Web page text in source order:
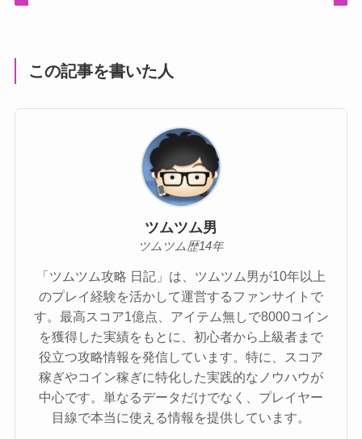
この記事を書いた人
ツムツム男
ツムツム歴14年
「ツムツム攻略 日記」は、ツムツム男が10年以上
のプレイ経験を活かして運営するファンサイトで
す。最高スコア1億点、アイテム無しで8000コイン
を獲得した実績をもとに、初心者から上級者まで
役立つ攻略情報を発信しています。特に、スコア
稼ぎやコイン稼ぎに特化した実践的なノウハウが
中心です。単なるデータだけでなく、プレイヤー
目線で本当に使える情報を提供しています。